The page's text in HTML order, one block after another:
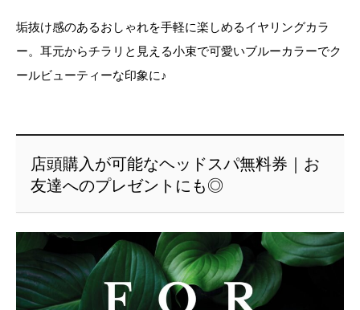
垢抜け感のあるおしゃれを手軽に楽しめるイヤリングカラ
ー。耳元からチラリと見える小束で可愛いブルーカラーでク
ールビューティーな印象に♪
店頭購入が可能なヘッドスパ無料券｜お
友達へのプレゼントにも◎